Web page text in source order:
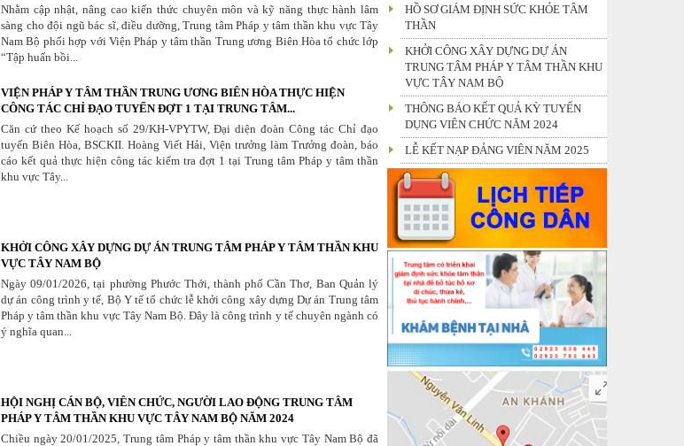
Nhằm cập nhật, nâng cao kiến thức chuyên môn và kỹ năng thực hành lâm
sàng cho đội ngũ bác sĩ, điều dưỡng, Trung tâm Pháp y tâm thần khu vực Tây
Nam Bộ phối hợp với Viện Pháp y tâm thần Trung ương Biên Hòa tổ chức lớp
“Tập huấn bồi...
VIỆN PHÁP Y TÂM THẦN TRUNG ƯƠNG BIÊN HÒA THỰC HIỆN
CÔNG TÁC CHỈ ĐẠO TUYẾN ĐỢT 1 TẠI TRUNG TÂM...
Căn cứ theo Kế hoạch số 29/KH-VPYTW, Đại diện đoàn Công tác Chỉ đạo
tuyến Biên Hòa, BSCKII. Hoàng Viết Hải, Viện trưởng làm Trưởng đoàn, báo
cáo kết quả thực hiện công tác kiểm tra đợt 1 tại Trung tâm Pháp y tâm thần
khu vực Tây...
KHỞI CÔNG XÂY DỰNG DỰ ÁN TRUNG TÂM PHÁP Y TÂM THẦN KHU
VỰC TÂY NAM BỘ
Ngày 09/01/2026, tại phường Phước Thới, thành phố Cần Thơ, Ban Quản lý
dự án công trình y tế, Bộ Y tế tổ chức lễ khởi công xây dựng Dự án Trung tâm
Pháp y tâm thần khu vực Tây Nam Bộ. Đây là công trình y tế chuyên ngành có
ý nghĩa quan...
HỘI NGHỊ CÁN BỘ, VIÊN CHỨC, NGƯỜI LAO ĐỘNG TRUNG TÂM
PHÁP Y TÂM THẦN KHU VỰC TÂY NAM BỘ NĂM 2024
Chiều ngày 20/01/2025, Trung tâm Pháp y tâm thần khu vực Tây Nam Bộ đã
HỒ SƠ GIÁM ĐỊNH SỨC KHỎE TÂM
THẦN
KHỞI CÔNG XÂY DỰNG DỰ ÁN
TRUNG TÂM PHÁP Y TÂM THẦN KHU
VỰC TÂY NAM BỘ
THÔNG BÁO KẾT QUẢ KỲ TUYỂN
DỤNG VIÊN CHỨC NĂM 2024
LỄ KẾT NẠP ĐẢNG VIÊN NĂM 2025
KIỂM TRA LIÊN NGÀNH VỀ VIỆC
THỰC HIỆN LUẬT GIÁM ĐỊNH TƯ
PHÁP VÀ ĐỀ ÁN 250 TẠI TRUNG TÂM
PHÁP Y TÂM THẦN KHU VỰC TÂY
NAM BỘ
THỨ TRƯỞNG THƯỜNG TRỰC ĐỖ
XUÂN TUYÊN VÀ ĐOÀN CÔNG TÁC
BỘ Y TẾ ĐẾN LÀM VIỆC TẠI TRUNG
CÔNG KHAI DỰ TOÁN THU CHI NGÂN
SÁCH QUÝ II, 6 THÁNG ĐẦU NĂM
2026
HỒ SƠ GIÁM ĐỊNH PHÁP Y TÂM